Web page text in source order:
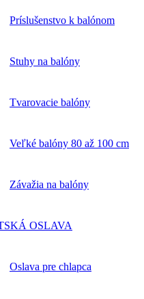
Príslušenstvo k balónom
Stuhy na balóny
Tvarovacie balóny
Veľké balóny 80 až 100 cm
Závažia na balóny
OSLAVA
Oslava pre chlapca